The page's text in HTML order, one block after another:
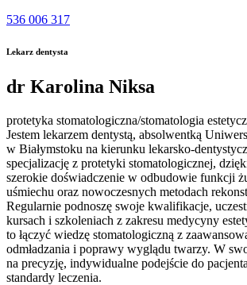
536 006 317
Lekarz dentysta
dr Karolina Niksa
protetyka stomatologiczna/stomatologia
Jestem lekarzem dentystą, absolwentką
w Białymstoku na kierunku lekarsko-
specjalizację z protetyki stomatologicznej,
szerokie doświadczenie w odbudowie funkcji
uśmiechu oraz nowoczesnych metodach
Regularnie podnoszę swoje kwalifikacje,
kursach i szkoleniach z zakresu medycyny
to łączyć wiedzę stomatologiczną z
odmładzania i poprawy wyglądu twarzy. W
na precyzję, indywidualne podejście do
standardy leczenia.